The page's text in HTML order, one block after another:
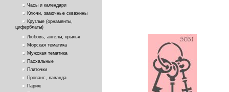
Часы и календари
Ключи, замочные скважины
Круглые (орнаменты,
циферблаты)
Любовь, ангелы, крылья
Морская тематика
Мужская тематика
Пасхальные
Плиточки
Прованс, лаванда
Париж